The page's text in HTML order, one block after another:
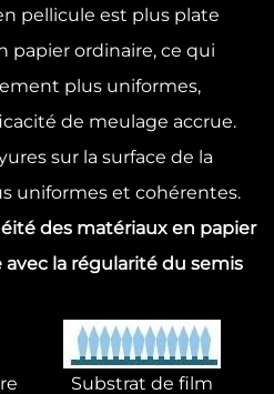
pellicule est plus plate
papier ordinaire, ce qui
plus uniformes,
de meulage accrue.
sur la surface de la
uniformes et cohérentes.
des matériaux en papier
la régularité du semis
Substrat de film